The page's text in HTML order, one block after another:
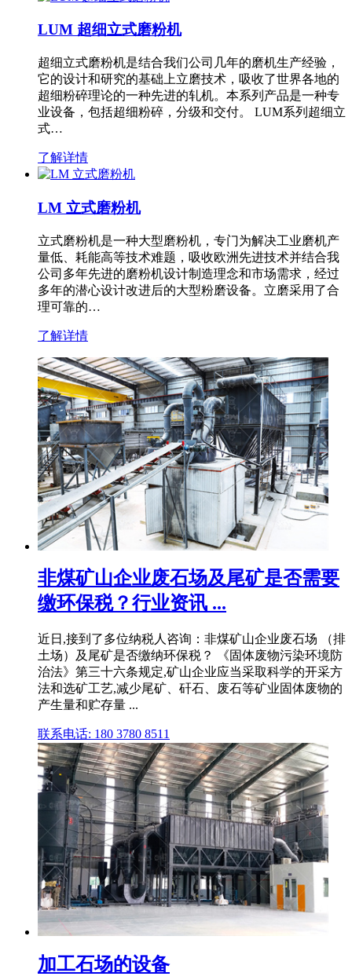
LUM 超细立式磨粉机
超细立式磨粉机是结合我们公司几年的磨机生产经验，
它的设计和研究的基础上立磨技术，吸收了世界各地的
超细粉碎理论的一种先进的轧机。本系列产品是一种专
业设备，包括超细粉碎，分级和交付。 LUM系列超细立
式…
了解详情
LM 立式磨粉机
立式磨粉机是一种大型磨粉机，专门为解决工业磨机产
量低、耗能高等技术难题，吸收欧洲先进技术并结合我
公司多年先进的磨粉机设计制造理念和市场需求，经过
多年的潜心设计改进后的大型粉磨设备。立磨采用了合
理可靠的…
了解详情
非煤矿山企业废石场及尾矿是否需要
缴环保税？行业资讯 ...
近日,接到了多位纳税人咨询：非煤矿山企业废石场 （排
土场）及尾矿是否缴纳环保税？ 《固体废物污染环境防
治法》第三十六条规定,矿山企业应当采取科学的开采方
法和选矿工艺,减少尾矿、矸石、废石等矿业固体废物的
产生量和贮存量 ...
联系电话: 180 3780 8511
加工石场的设备